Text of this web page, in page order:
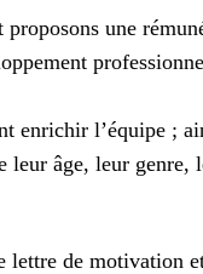
une
l’équipe ;
leur âge, leur
lettre de motivation